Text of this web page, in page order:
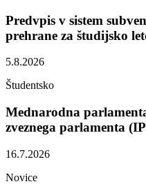
Predvpis v sistem
prehrane za študijsko
5.8.2026
Študentsko
Mednarodna
zveznega parlamenta
16.7.2026
Novice